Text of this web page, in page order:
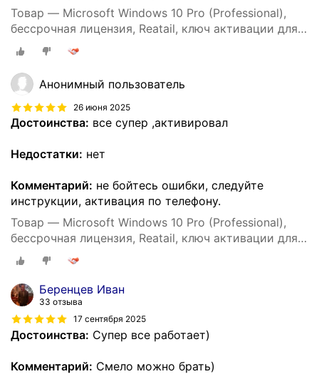
Товар — Microsoft Windows 10 Pro (Professional),
бессрочная лицензия, Reatail, ключ активации для 1
ПК
Анонимный пользователь
26 июня 2025
Достоинства: все супер ,активировал
Недостатки: нет
Комментарий: не бойтесь ошибки, следуйте
инструкции, активация по телефону.
Товар — Microsoft Windows 10 Pro (Professional),
бессрочная лицензия, Reatail, ключ активации для 1
ПК
Беренцев Иван
33 отзыва
17 сентября 2025
Достоинства: Супер все работает)
Комментарий: Смело можно брать)